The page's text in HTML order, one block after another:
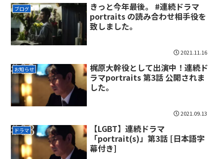
ブログ
きっと今年最後。 #連続ドラマ
portraits の読み合わせ相手役を
致しました。
2021.11.16
お知らせ
梶原大幹役として出演中！連続ド
ラマportraits 第3話 公開されま
した。
2021.09.13
ドラマ
【LGBT】連続ドラマ
「portrait(s)」第3話 [日本語字
幕付き]